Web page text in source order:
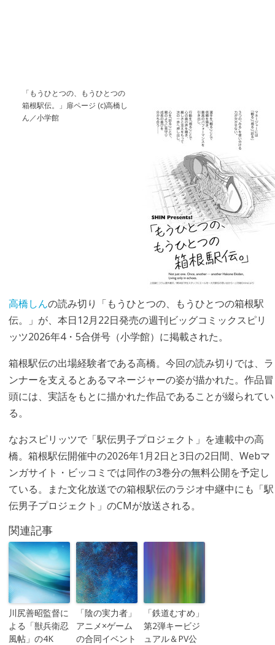
「もうひとつの、もうひとつの
箱根駅伝。」扉ページ (c)高橋し
ん／小学館
高橋しんの読み切り「もうひとつの、もうひとつの箱根駅
伝。」が、本日12月22日発売の週刊ビッグコミックスピリ
ッツ2026年4・5合併号（小学館）に掲載された。
箱根駅伝の出場経験者である高橋。今回の読み切りでは、ラ
ンナーを支えるとあるマネージャーの姿が描かれた。作品冒
頭には、実話をもとに描かれた作品であることが綴られてい
る。
なおスピリッツで「駅伝男子プロジェクト」を連載中の高
橋。箱根駅伝開催中の2026年1月2日と3日の2日間、Webマ
ンガサイト・ビッコミでは同作の3巻分の無料公開を予定し
ている。また文化放送での箱根駅伝のラジオ中継中にも「駅
伝男子プロジェクト」のCMが放送される。
関連記事
川尻善昭監督に
よる「獣兵衛忍
風帖」の4K
「陰の実力者」
アニメ×ゲーム
の合同イベント
「鉄道むすめ」
第2弾キービジ
ュアル＆PV公